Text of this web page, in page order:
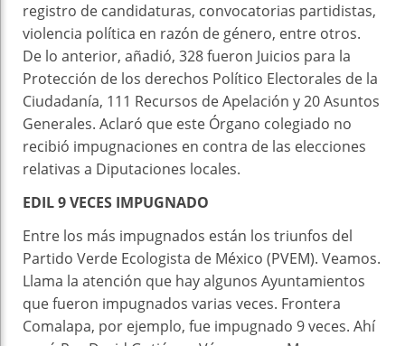
registro de candidaturas, convocatorias partidistas,
violencia política en razón de género, entre otros.
De lo anterior, añadió, 328 fueron Juicios para la
Protección de los derechos Político Electorales de la
Ciudadanía, 111 Recursos de Apelación y 20 Asuntos
Generales. Aclaró que este Órgano colegiado no
recibió impugnaciones en contra de las elecciones
relativas a Diputaciones locales.
EDIL 9 VECES IMPUGNADO
Entre los más impugnados están los triunfos del
Partido Verde Ecologista de México (PVEM). Veamos.
Llama la atención que hay algunos Ayuntamientos
que fueron impugnados varias veces. Frontera
Comalapa, por ejemplo, fue impugnado 9 veces. Ahí